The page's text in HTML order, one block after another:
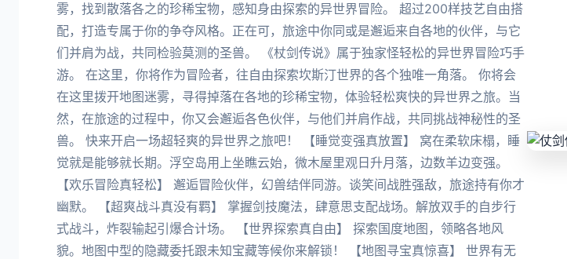
雾，找到散落各之的珍稀宝物，感知身由探索的异世界冒险。 超过200样技艺自由搭
配，打造专属于你的争夺风格。正在可，旅途中你同或是邂逅来自各地的伙伴，与它
们并肩为战，共同检验莫测的圣兽。 《杖剑传说》属于独家怪轻松的异世界冒险巧手
游。 在这里，你将作为冒险者，往自由探索坎斯汀世界的各个独唯一角落。 你将会
在这里拨开地图迷雾，寻得掉落在各地的珍稀宝物，体验轻松爽快的异世界之旅。当
然，在旅途的过程中，你又会邂逅各色伙伴，与他们并肩作战，共同挑战神秘性的圣
兽。 快来开启一场超轻爽的异世界之旅吧！ 【睡觉变强真放置】 窝在柔软床榻，睡
觉就是能够就长期。浮空岛用上坐瞧云始，微木屋里观日升月落，边数羊边变强。
【欢乐冒险真轻松】 邂逅冒险伙伴，幻兽结伴同游。谈笑间战胜强敌，旅途持有你才
幽默。 【超爽战斗真没有羁】 掌握剑技魔法，肆意思支配战场。解放双手的自步行
式战斗，炸裂输起引爆合计场。 【世界探索真自由】 探索国度地图，领略各地风
貌。地图中型的隐藏委托跟未知宝藏等候你来解锁！ 【地图寻宝真惊喜】 世界有无